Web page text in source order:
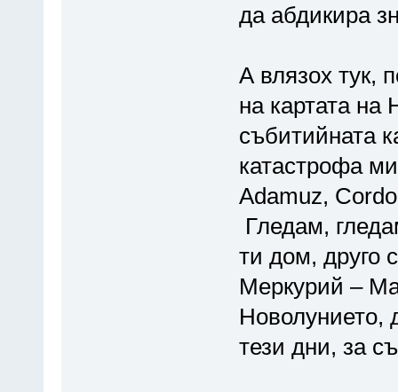
да абдикира
А влязох тук,
на картата на
събитийната
катастрофа
Adamuz,
Гледам,
ти дом, друго
Меркурий –
Новолунието,
тези дни, за